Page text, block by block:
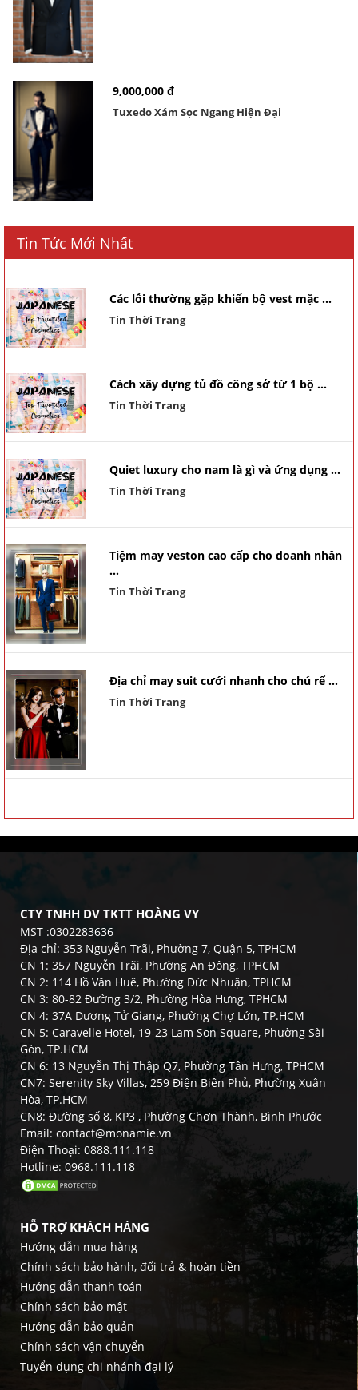
9,000,000 đ
Tuxedo Xám Sọc Ngang Hiện Đại
Tin Tức Mới Nhất
Các lỗi thường gặp khiến bộ vest mặc ...
Tin Thời Trang
Cách xây dựng tủ đồ công sở từ 1 bộ ...
Tin Thời Trang
Quiet luxury cho nam là gì và ứng dụng ...
Tin Thời Trang
Tiệm may veston cao cấp cho doanh nhân
...
Tin Thời Trang
Địa chỉ may suit cưới nhanh cho chú rể ...
Tin Thời Trang
CTY TNHH DV TKTT HOÀNG VY
MST :0302283636
Địa chỉ: 353 Nguyễn Trãi, Phường 7, Quận 5, TPHCM
CN 1: 357 Nguyễn Trãi, Phường An Đông, TPHCM
CN 2: 114 Hồ Văn Huê, Phường Đức Nhuận, TPHCM
CN 3: 80-82 Đường 3/2, Phường Hòa Hưng, TPHCM
CN 4: 37A Dương Tử Giang, Phường Chợ Lớn, TP.HCM
CN 5: Caravelle Hotel, 19-23 Lam Son Square, Phường Sài
Gòn, TP.HCM
CN 6: 13 Nguyễn Thị Thập Q7, Phường Tân Hưng, TPHCM
CN7: Serenity Sky Villas, 259 Điện Biên Phủ, Phường Xuân
Hòa, TP.HCM
CN8: Đường số 8, KP3 , Phường Chơn Thành, Bình Phước
Email: contact@monamie.vn
Điện Thoại: 0888.111.118
Hotline: 0968.111.118
HỖ TRỢ KHÁCH HÀNG
Hướng dẫn mua hàng
Chính sách bảo hành, đổi trả & hoàn tiền
Hướng dẫn thanh toán
Chính sách bảo mật
Hướng dẫn bảo quản
Chính sách vận chuyển
Tuyển dụng chi nhánh đại lý